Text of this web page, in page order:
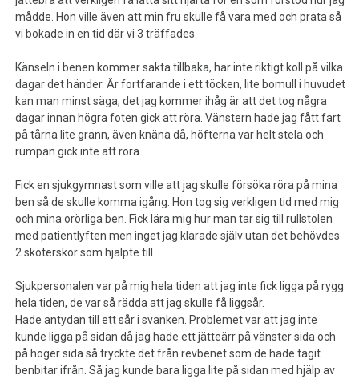
mådde. Hon ville även att min fru skulle få vara med och prata så
vi bokade in en tid där vi 3 träffades.
Känseln i benen kommer sakta tillbaka, har inte riktigt koll på vilka
dagar det händer. Är fortfarande i ett töcken, lite bomull i huvudet
kan man minst säga, det jag kommer ihåg är att det tog några
dagar innan högra foten gick att röra. Vänstern hade jag fått fart
på tårna lite grann, även knäna då, höfterna var helt stela och
rumpan gick inte att röra.
Fick en sjukgymnast som ville att jag skulle försöka röra på mina
ben så de skulle komma igång. Hon tog sig verkligen tid med mig
och mina orörliga ben. Fick lära mig hur man tar sig till rullstolen
med patientlyften men inget jag klarade själv utan det behövdes
2 sköterskor som hjälpte till.
Sjukpersonalen var på mig hela tiden att jag inte fick ligga på rygg
hela tiden, de var så rädda att jag skulle få liggsår.
Hade antydan till ett sår i svanken. Problemet var att jag inte
kunde ligga på sidan då jag hade ett jätteärr på vänster sida och
på höger sida så tryckte det från revbenet som de hade tagit
benbitar ifrån. Så jag kunde bara ligga lite på sidan med hjälp av